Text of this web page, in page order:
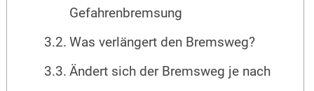
Gefahrenbremsung
Was verlängert den Bremsweg?
Ändert sich der Bremsweg je nach